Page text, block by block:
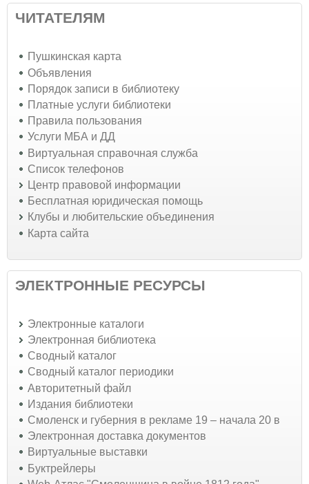
ЧИТАТЕЛЯМ
Пушкинская карта
Объявления
Порядок записи в библиотеку
Платные услуги библиотеки
Правила пользования
Услуги МБА и ДД
Виртуальная справочная служба
Список телефонов
Центр правовой информации
Бесплатная юридическая помощь
Клубы и любительские объединения
Карта сайта
ЭЛЕКТРОННЫЕ РЕСУРСЫ
Электронные каталоги
Электронная библиотека
Сводный каталог
Сводный каталог периодики
Авторитетный файл
Издания библиотеки
Смоленск и губерния в рекламе 19 – начала 20 в
Электронная доставка документов
Виртуальные выставки
Буктрейлеры